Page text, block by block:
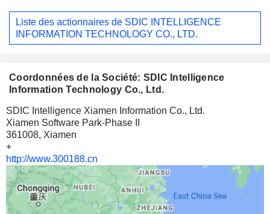
Liste des actionnaires de SDIC INTELLIGENCE
INFORMATION TECHNOLOGY CO., LTD.
Coordonnées de la Société: SDIC Intelligence
Information Technology Co., Ltd.
SDIC Intelligence Xiamen Information Co., Ltd.
Xiamen Software Park-Phase II
361008, Xiamen
+
http://www.300188.cn